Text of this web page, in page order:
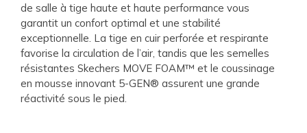
de salle à tige haute et haute performance vous
garantit un confort optimal et une stabilité
exceptionnelle. La tige en cuir perforée et respirante
favorise la circulation de l’air, tandis que les semelles
résistantes Skechers MOVE FOAM™ et le coussinage
en mousse innovant 5-GEN® assurent une grande
réactivité sous le pied.